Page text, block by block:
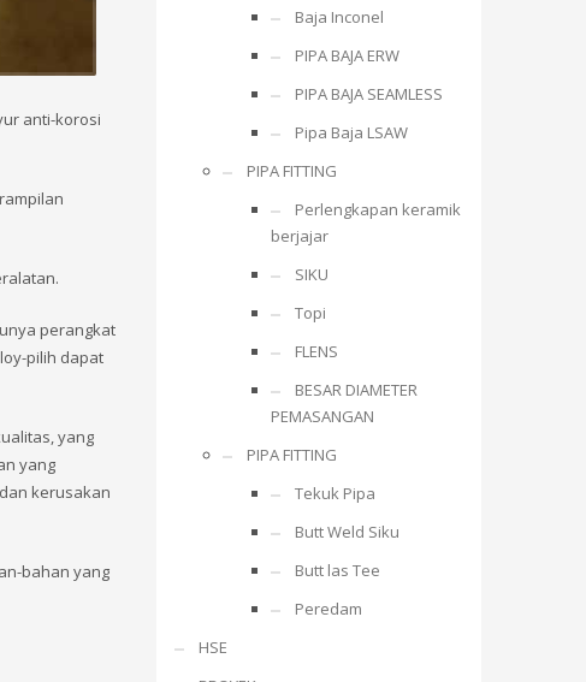
anti-korosi
perangkat
pilih dapat
yang
yang
kerusakan
bahan yang
Baja Inconel
PIPA BAJA ERW
PIPA BAJA SEAMLESS
Pipa Baja LSAW
PIPA FITTING
Perlengkapan keramik
berjajar
SIKU
Topi
FLENS
BESAR DIAMETER
PEMASANGAN
PIPA FITTING
Tekuk Pipa
Butt Weld Siku
Butt las Tee
Peredam
HSE